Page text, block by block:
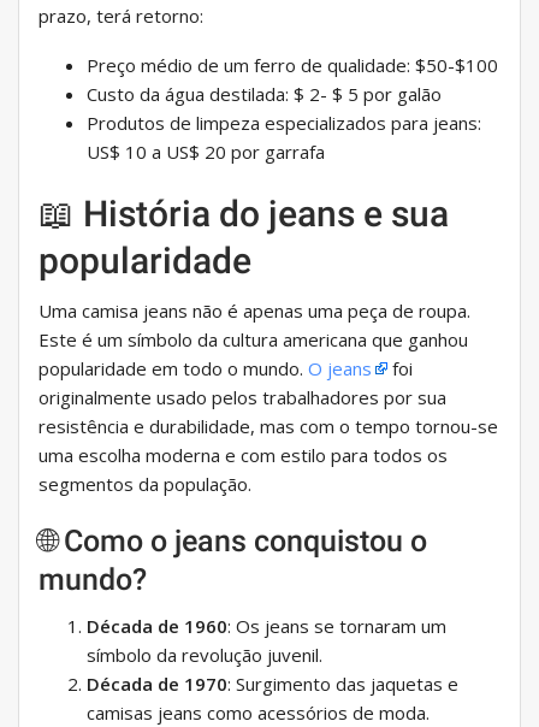
prazo, terá retorno:
Preço médio de um ferro de qualidade: $50-$100
Custo da água destilada: $ 2- $ 5 por galão
Produtos de limpeza especializados para jeans:
US$ 10 a US$ 20 por garrafa
📖 História do jeans e sua
popularidade
Uma camisa jeans não é apenas uma peça de roupa.
Este é um símbolo da cultura americana que ganhou
popularidade em todo o mundo. O jeans
foi
originalmente usado pelos trabalhadores por sua
resistência e durabilidade, mas com o tempo tornou-se
uma escolha moderna e com estilo para todos os
segmentos da população.
🌐 Como o jeans conquistou o
mundo?
Década de 1960: Os jeans se tornaram um
símbolo da revolução juvenil.
Década de 1970: Surgimento das jaquetas e
camisas jeans como acessórios de moda.